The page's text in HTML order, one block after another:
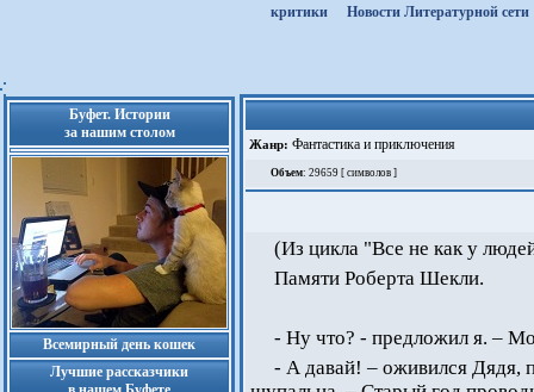
критики
Новости Литературной сети
Буфет. Истории
за нашим столом
Всемирный день кошек
Лучшие рассказчики
Жанр: Фантастика и приключения
Объем: 29659 [ символов ]
(Из цикла "Все не как у
Памяти Роберта Шекли.
- Ну что? - предложил я. –
- А давай! – оживился Дядя,